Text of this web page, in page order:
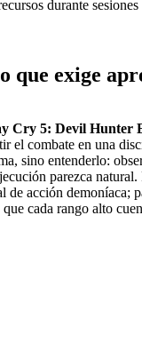
durante
que exige
Cry 5: Devil Hunter
el combate en una
sino entenderlo:
parezca
de acción demoníaca;
cada rango alto